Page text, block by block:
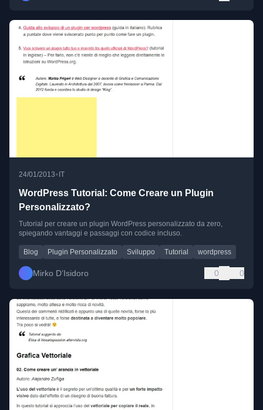
24/01/2013•IT
WordPress Tutorial: Come Creare un Plugin
Personalizzato?
Tutorial per creare un plugin WordPress personalizzato da zero,
spiegando vantaggi e passaggi con codice incluso.
Blog Plugin Personalizzato Sviluppo Tutorial wordpress
Mirko D’Isidoro 0 0